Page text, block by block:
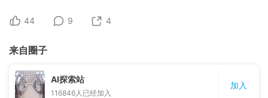
44 9 4
来自圈子
AI探索站
116846 人已经加入
加入